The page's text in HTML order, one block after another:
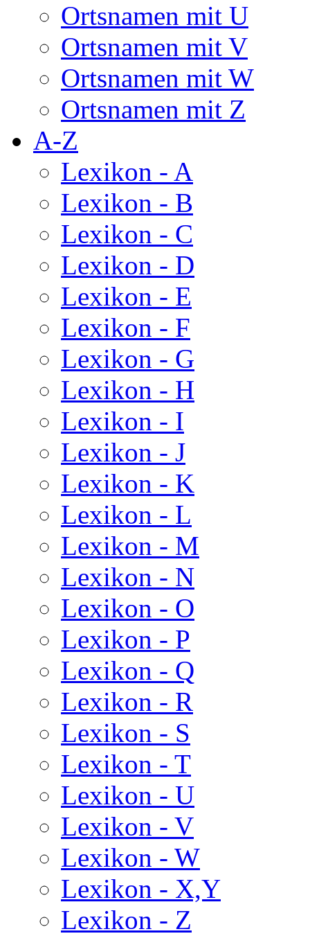
Ortsnamen mit U
Ortsnamen mit V
Ortsnamen mit W
Ortsnamen mit Z
A-Z
Lexikon - A
Lexikon - B
Lexikon - C
Lexikon - D
Lexikon - E
Lexikon - F
Lexikon - G
Lexikon - H
Lexikon - I
Lexikon - J
Lexikon - K
Lexikon - L
Lexikon - M
Lexikon - N
Lexikon - O
Lexikon - P
Lexikon - Q
Lexikon - R
Lexikon - S
Lexikon - T
Lexikon - U
Lexikon - V
Lexikon - W
Lexikon - X,Y
Lexikon - Z